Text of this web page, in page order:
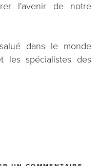
l'avenir de notre
dans le monde
les spécialistes des